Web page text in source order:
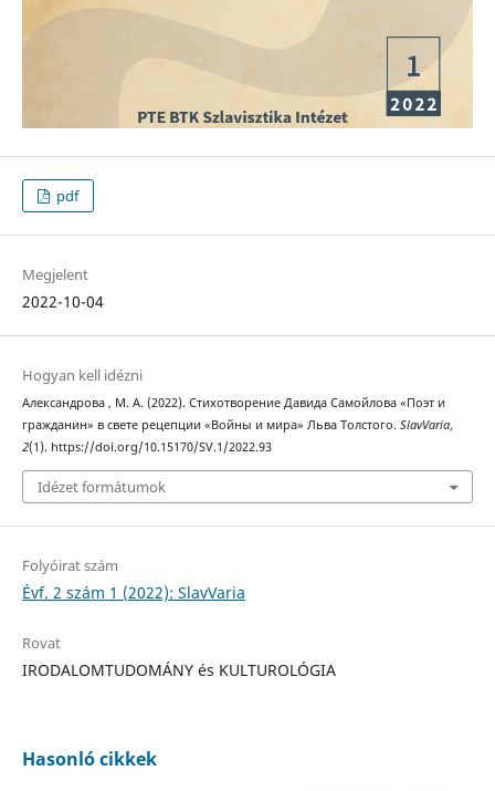
pdf
Megjelent
2022-10-04
Hogyan kell idézni
Александрова , М. А. (2022). Стихотворение Давида Самойлова «Поэт и
гражданин» в свете рецепции «Войны и мира» Льва Толстого. SlavVaria,
2(1). https://doi.org/10.15170/SV.1/2022.93
Idézet formátumok
Folyóirat szám
Évf. 2 szám 1 (2022): SlavVaria
Rovat
IRODALOMTUDOMÁNY és KULTUROLÓGIA
Hasonló cikkek